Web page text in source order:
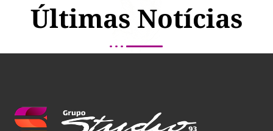
Últimas Notícias